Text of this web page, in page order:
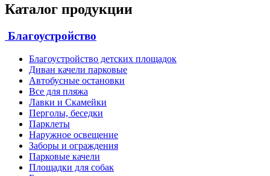
Каталог продукции
Благоустройство
Благоустройство детских площадок
Диван качели парковые
Автобусные остановки
Все для пляжа
Лавки и Скамейки
Перголы, беседки
Парклеты
Наружное освещение
Заборы и ограждения
Парковые качели
Площадки для собак